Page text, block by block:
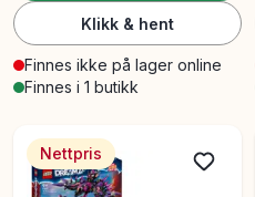
Klikk & hent
Finnes ikke på lager online
Finnes i 1 butikk
Nettpris